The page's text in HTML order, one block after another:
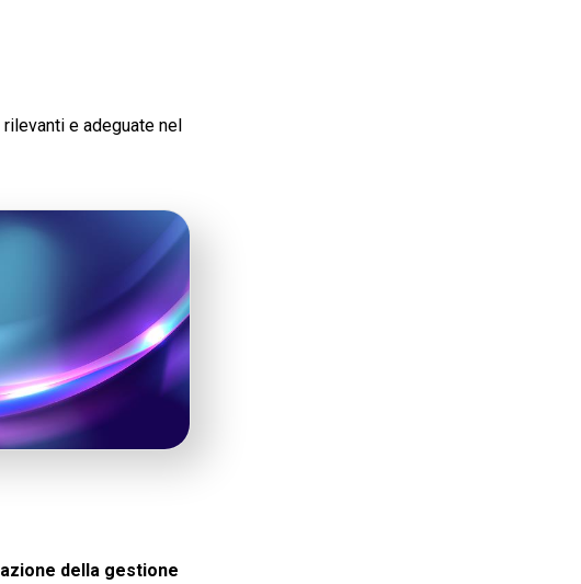
e adeguate nel
della gestione